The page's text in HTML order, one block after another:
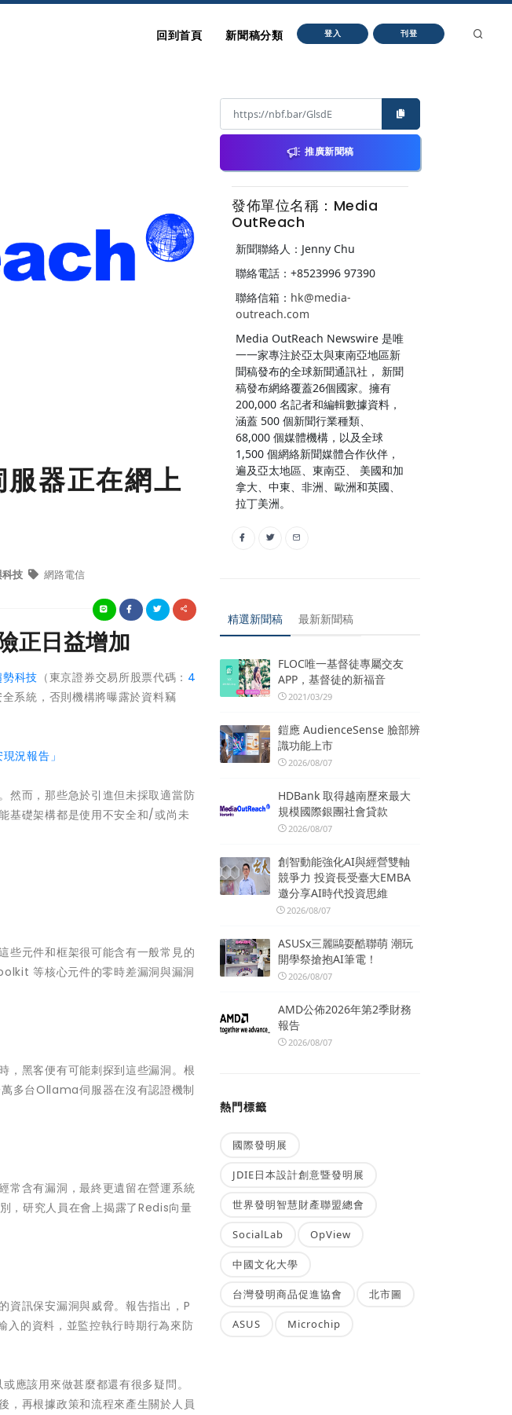
回到首頁 新聞稿分類 登入 刊登
器正在網上
技 網路電信
正日益增加
勢科技 （東京證券交易所股票代碼： 4
系統，否則機構將曝露於資料竊
況報告」
然而，那些急於引進但未採取適當防
基礎架構都是使用不安全和/或尚未
些元件和框架很可能含有一般常見的
等核心元件的零時差漏洞與漏洞
，黑客便有可能刺探到這些漏洞。根
多台Ollama伺服器在沒有認證機制
常含有漏洞，最終更遺留在營運系統
，研究人員在會上揭露了Redis向量
資訊保安漏洞與威脅。報告指出，P
的資料，並監控執行時期行為來防
應該用來做甚麼都還有很多疑問。
，再根據政策和流程來產生關於人員
推廣新聞稿
發佈單位名稱：Media
OutReach
新聞聯絡人：Jenny Chu
聯絡電話：+8523996 97390
聯絡信箱： hk@media-
outreach.com
Media OutReach Newswire 是唯
一一家專注於亞太與東南亞地區新
聞稿發布的全球新聞通訊社， 新聞
稿發布網絡覆蓋26個國家。擁有
200,000 名記者和編輯數據資料，
涵蓋 500 個新聞行業種類、
68,000 個媒體機構，以及全球
1,500 個網絡新聞媒體合作伙伴，
遍及亞太地區、東南亞、 美國和加
拿大、中東、非洲、歐洲和英國、
拉丁美洲。
精選新聞稿 最新新聞稿
FLOC唯一基督徒專屬交友
APP，基督徒的新福音
2021/03/29
鎧應 AudienceSense 臉部辨
識功能上市
2026/08/07
HDBank 取得越南歷來最大
規模國際銀團社會貸款
2026/08/07
創智動能強化AI與經營雙軸
競爭力 投資長受臺大EMBA
邀分享AI時代投資思維
2026/08/07
ASUSx三麗鷗耍酷聯萌 潮玩
開學祭搶抱AI筆電！
2026/08/07
AMD公佈2026年第2季財務
報告
2026/08/07
熱門標籤
國際發明展
JDIE日本設計創意暨發明展
世界發明智慧財產聯盟總會
SocialLab OpView
中國文化大學
台灣發明商品促進協會 北市圖
ASUS Microchip